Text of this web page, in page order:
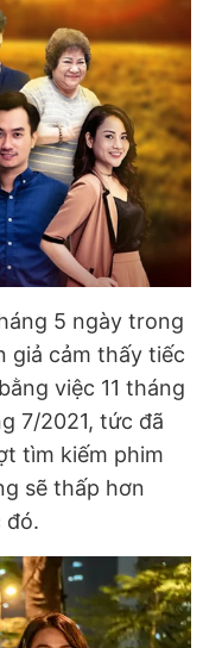
5 ngày trong
giả cảm thấy tiếc
việc 11 tháng
7/2021, tức đã
tìm kiếm phim
sẽ thấp hơn
đó.